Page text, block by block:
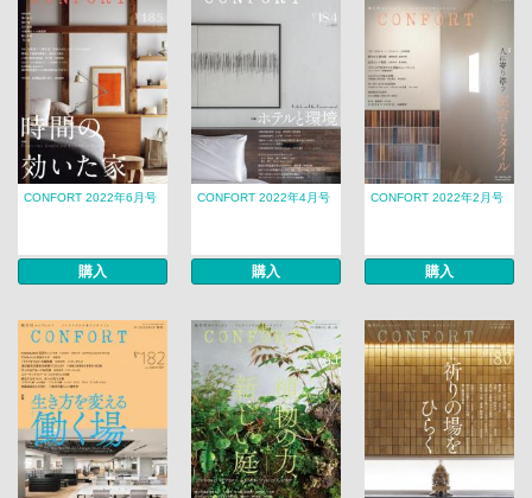
CONFORT 2022年6月号
購入
CONFORT 2022年4月号
購入
CONFORT 2022年2月号
購入